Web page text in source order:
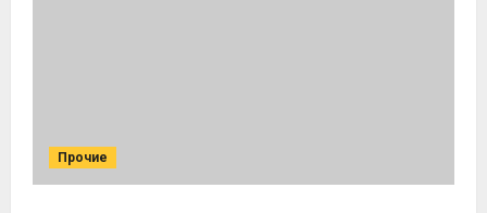
Прочие